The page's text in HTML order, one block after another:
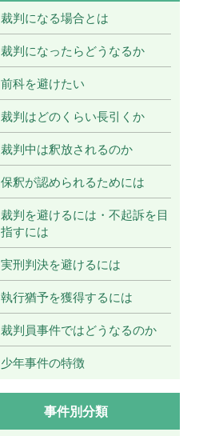
裁判になる場合とは
裁判になったらどうなるか
前科を避けたい
裁判はどのくらい長引くか
裁判中は釈放されるのか
保釈が認められるためには
裁判を避けるには・不起訴を目
指すには
実刑判決を避けるには
執行猶予を獲得するには
裁判員事件ではどうなるのか
少年事件の特徴
事件別分類